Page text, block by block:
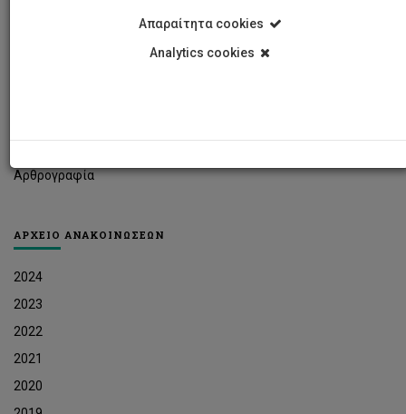
Αρθρογραφία
ΑΡΧΕΙΟ ΑΝΑΚΟΙΝΩΣΕΩΝ
2024
2023
2022
2021
2020
Απαραίτητα cookies
Analytics cookies